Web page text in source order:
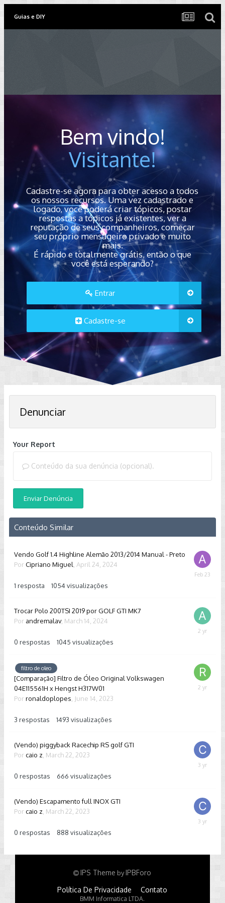
Guias e DIY
Bem vindo!
Visitante!
Cadastre-se agora para obter acesso a todos
os nossos recursos. Uma vez cadastrado e
logado, você poderá criar tópicos, postar
respostas a tópicos já existentes, ver a
reputação de seus companheiros, começar
seu próprio mensageiro privado e muito
mais.
É rápido e totalmente grátis, então o que
você está esperando?
Entrar
Cadastre-se
Denunciar
Your Report
Conteúdo da sua denúncia (opcional).
Enviar Denúncia
Conteúdo Similar
Vendo Golf 1.4 Highline Alemão 2013/2014 Manual - Preto
Por Cipriano Miguel April 24, 2024
1 resposta 1054 visualizações
February
Trocar Polo 200TSI 2019 por GOLF GTI MK7
Por andremalav, March 14, 2024
0 respostas 1045 visualizações
March
filtro de oleo
[Comparação] Filtro de Óleo Original Volkswagen
04E115561H x Hengst H317W01
Por ronaldoplopes June 14, 2023
3 respostas 1493 visualizações
(Vendo) piggyback Racechip RS golf GTI
Por caio z March 22, 2023
0 respostas 666 visualizações
March
(Vendo) Escapamento full INOX GTI
Por caio z March 22, 2023
0 respostas 888 visualizações
March
IPS Theme byIPBForo
Política De Privacidade Contato
BMM Informatica LTDA.